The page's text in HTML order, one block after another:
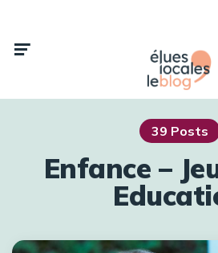
39 Posts
Enfance –